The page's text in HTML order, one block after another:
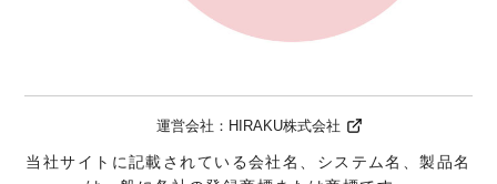
運営会社： HIRAKU株式会社
当社サイトに記載されている会社名、システム名、製品名